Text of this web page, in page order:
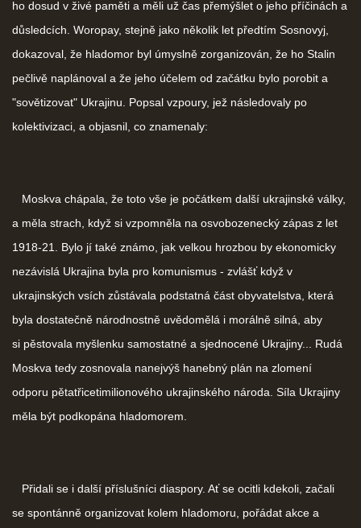
ho dosud v živé paměti a měli už čas přemýšlet o jeho příčinách a
důsledcích. Woropay, stejně jako několik let předtím Sosnovyj,
dokazoval, že hladomor byl úmyslně zorganizován, že ho Stalin
pečlivě naplánoval a že jeho účelem od začátku bylo porobit a
"sovětizovat" Ukrajinu. Popsal vzpoury, jež následovaly po
kolektivizaci, a objasnil, co znamenaly:
Moskva chápala, že toto vše je počátkem další ukrajinské války,
a měla strach, když si vzpomněla na osvobozenecký zápas z let
1918-21. Bylo jí také známo, jak velkou hrozbou by ekonomicky
nezávislá Ukrajina byla pro komunismus - zvlášť když v
ukrajinských vsích zůstávala podstatná část obyvatelstva, která
byla dostatečně národnostně uvědomělá i morálně silná, aby
si pěstovala myšlenku samostatné a sjednocené Ukrajiny... Rudá
Moskva tedy zosnovala nanejvýš hanebný plán na zlomení
odporu pětatřicetimilionového ukrajinského národa. Síla Ukrajiny
měla být podkopána hladomorem.
Přidali se i další příslušníci diaspory. Ať se ocitli kdekoli, začali
se spontánně organizovat kolem hladomoru, pořádat akce a